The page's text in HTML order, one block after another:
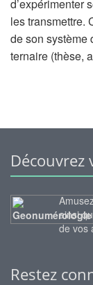
d’expérimenter
les transmettre.
de son système
ternaire (thèse,
Découvrez
ainsi
de vos
Restez